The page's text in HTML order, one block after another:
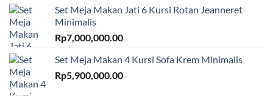
Set Meja Makan Jati 6 Kursi Rotan Jeanneret
Minimalis
Rp7,000,000.00
Set Meja Makan 4 Kursi Sofa Krem Minimalis
Rp5,900,000.00